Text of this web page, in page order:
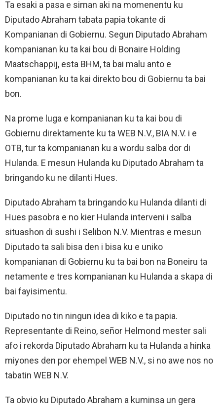
Ta esaki a pasa e siman aki na momenentu ku
Diputado Abraham tabata papia tokante di
Kompanianan di Gobiernu. Segun Diputado Abraham
kompanianan ku ta kai bou di Bonaire Holding
Maatschappij, esta BHM, ta bai malu anto e
kompanianan ku ta kai direkto bou di Gobiernu ta bai
bon.
Na prome luga e kompanianan ku ta kai bou di
Gobiernu direktamente ku ta WEB N.V., BIA N.V. i e
OTB, tur ta kompanianan ku a wordu salba dor di
Hulanda. E mesun Hulanda ku Diputado Abraham ta
bringando ku ne dilanti Hues.
Diputado Abraham ta bringando ku Hulanda dilanti di
Hues pasobra e no kier Hulanda interveni i salba
situashon di sushi i Selibon N.V. Mientras e mesun
Diputado ta sali bisa den i bisa ku e uniko
kompanianan di Gobiernu ku ta bai bon na Boneiru ta
netamente e tres kompanianan ku Hulanda a skapa di
bai fayisimentu.
Diputado no tin ningun idea di kiko e ta papia.
Representante di Reino, señor Helmond mester sali
afo i rekorda Diputado Abraham ku ta Hulanda a hinka
miyones den por ehempel WEB N.V., si no awe nos no
tabatin WEB N.V.
Ta obvio ku Diputado Abraham a kuminsa un gera